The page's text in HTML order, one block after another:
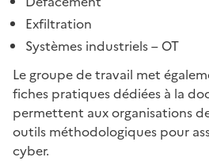
Exfiltration
Systèmes industriels – OT
Le groupe de travail met
fiches pratiques dédiées à la
permettent aux organisations
outils méthodologiques pour
cyber.